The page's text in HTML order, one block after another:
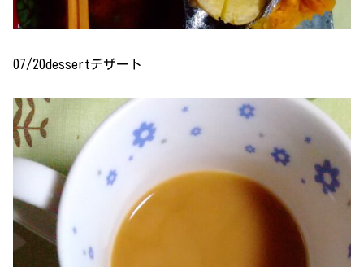
07/20dessertデザート